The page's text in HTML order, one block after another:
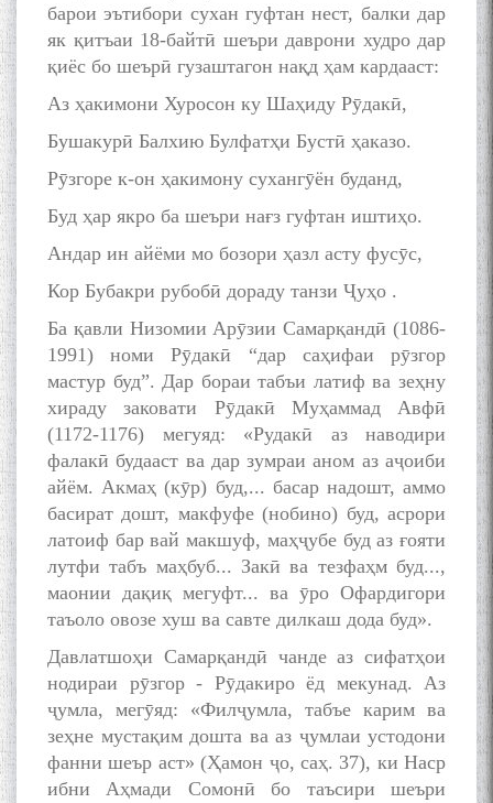
барои эътибори сухан гуфтан нест, балки дар
як қитъаи 18-байтӣ шеъри даврони худро дар
қиёс бо шеърӣ гузаштагон нақд ҳам кардааст:
Аз ҳакимони Хуросон ку Шаҳиду Рӯдакӣ,
Бушакурӣ Балхию Булфатҳи Бустӣ ҳаказо.
Рӯзгоре к-он ҳакимону сухангӯён буданд,
Буд ҳар якро ба шеъри нағз гуфтан иштиҳо.
Андар ин айёми мо бозори ҳазл асту фусӯс,
Кор Бубакри рубобӣ дораду танзи Ҷуҳо .
Ба қавли Низомии Арӯзии Самарқандӣ (1086-
1991) номи Рӯдакӣ “дар саҳифаи рӯзгор
мастур буд”. Дар бораи табъи латиф ва зеҳну
хираду заковати Рӯдакӣ Муҳаммад Авфӣ
(1172-1176) мегуяд: «Рудакӣ аз наводири
фалакӣ будааст ва дар зумраи аном аз аҷоиби
айём. Акмаҳ (кӯр) буд,... басар надошт, аммо
басират дошт, макфуфе (нобино) буд, асрори
латоиф бар вай макшуф, маҳҷубе буд аз ғояти
лутфи табъ маҳбуб... Закӣ ва тезфаҳм буд...,
маонии дақиқ мегуфт... ва ӯро Офардигори
таъоло овозе хуш ва савте дилкаш дода буд».
Давлатшоҳи Самарқандӣ чанде аз сифатҳои
нодираи рӯзгор - Рӯдакиро ёд мекунад. Аз
ҷумла, мегӯяд: «Филҷумла, табъе карим ва
зеҳне мустақим дошта ва аз ҷумлаи устодони
фанни шеър аст» (Ҳамон ҷо, саҳ. 37), ки Наср
ибни Аҳмади Сомонӣ бо таъсири шеъри